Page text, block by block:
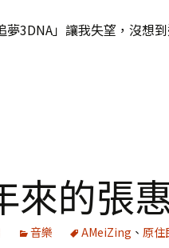
夢3DNA」讓我失望，沒想
亞方舟」：超出期待的演唱
來的張
音樂 AMeiZing 、 原住